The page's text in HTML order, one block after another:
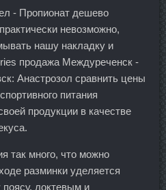
- Пропионат дешево
невозможно,
нашу накладку и
продажа Междуреченск -
Анастрозол сравнить цены
питания
продукции в качестве
так много, что можно
разминки уделяется
локтевым и